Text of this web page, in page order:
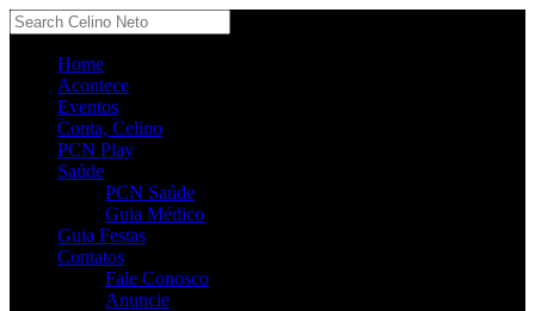
Home
Acontece
Eventos
Conta, Celino
PCN Play
Saúde
PCN Saúde
Guia Médico
Guia Festas
Contatos
Fale Conosco
Anuncie